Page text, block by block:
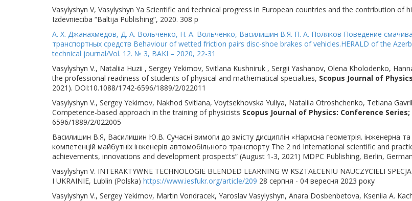
Vasylyshyn V, Vasylyshyn Ya Scientific and technical progress in European countries and the contribution of
Izdevnieciba “Baltija Publishing”, 2020. 308 p
А. Х. Джанахмедов, Д. А. Вольченко, Н. А. Вольченко, Василишин В.Я. П. А. Поляков Поведение
транспортных средств Behaviour of wetted friction pairs disc-shoe brakes of vehicles.HERALD of the
technical journal/Vol. 12. № 3, BAKI – 2020, 22-31
Vasylyshyn V., Nataliia Huzii , Sergey Yekimov, Svitlana Kushniruk , Sergii Yashanov, Olena Kholodenko,
the professional readiness of students of physical and mathematical specialties, Scopus Journal of
2021). DOI:10.1088/1742-6596/1889/2/022011
Vasylyshyn V., Sergey Yekimov, Nakhod Svitlana, Voytsekhovska Yuliya, Nataliia Otroshchenko, Tetiana
Competence-based approach in the training of physicists Scopus Journal of Physics: Conference
6596/1889/2/022005
Василишин В.Я, Василишин Ю.В. Сучасні вимоги до змісту дисциплін «Нарисна геометрія. інженерна
компетенцій майбутніх інженерів автомобільного транспорту The 2 nd International scientific and
achievements, innovations and development prospects” (August 1-3, 2021) MDPC Publishing, Berlin,
Vasylyshyn V. INTERAKTYWNE TECHNOLOGIE BLENDED LEARNING W KSZTAŁCENIU NAUCZYCIELI
I UKRAINIE, Lublin (Polska) https://www.iesfukr.org/article/209 28 серпня - 04 вересня 2023 року
Vаsylyshyn V., Sergey Yekimov, Martin Vondracek, Yaroslav Vasylyshyn, Anara Dosbenbetova, Kseniia A.